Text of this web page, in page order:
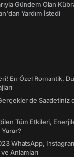
Gündem Olan
Yardım İstedi
En Özel Romantik,
de Saadetiniz
Tüm Etkileri,
WhatsApp,
Anlamları